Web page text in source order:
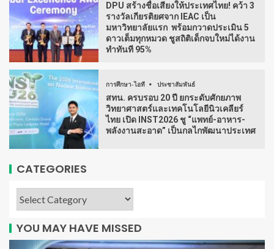
DPU สร้างชื่อเสียงให้ประเทศไทย! คว้า 3
รางวัลเกียรติยศจาก IEAC เป็น
มหาวิทยาลัยแรก พร้อมกวาดประเมิน 5
ดาวเต็มทุกหมวด ชูสถิติเด็กจบใหม่ได้งาน
ทำทันที 95%
การศึกษา-ไอที ประชาสัมพันธ์
สทน. ครบรอบ 20 ปี ยกระดับศักยภาพ
วิทยาศาสตร์และเทคโนโลยีนิวเคลียร์
ไทย เปิด INST2026 ชู “แพทย์-อาหาร-
พลังงานสะอาด” เป็นกลไกพัฒนาประเทศ
CATEGORIES
YOU MAY HAVE MISSED